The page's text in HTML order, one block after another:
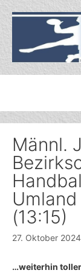
Inhalt
Männl.
(13:15)
27. Oktober 2024
…weiterhin